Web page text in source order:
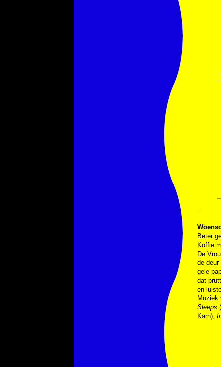
–
Beter
Koffie
De
de deur
gele
dat
en
Muziek
Sleeps
Karn),